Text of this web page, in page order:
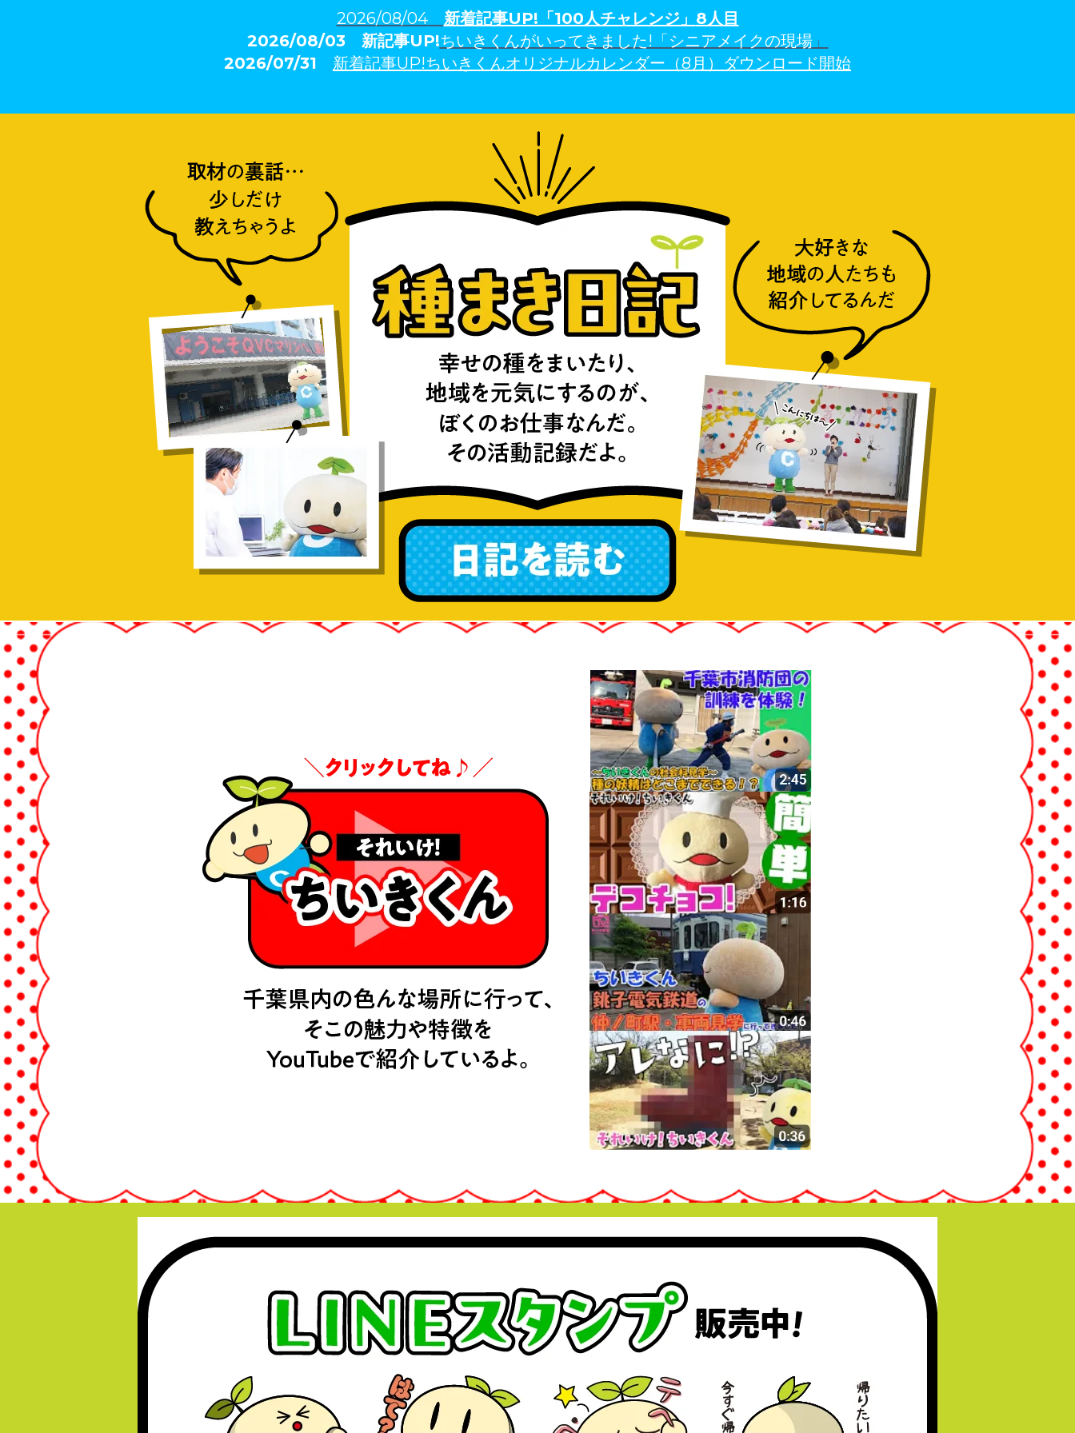
2026/08/04 新着記事UP!「100人チャレンジ」 8人目
2026/08/03 新記事UP!ちいきくんがいってきました!「シニアメイクの現場」
2026/07/31 新着記事UP!ちいきくんオリジナルカレンダー（8月）ダウンロード開始